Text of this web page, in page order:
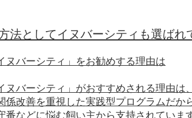
法としてイヌバーシティも選ばれ
ヌバーシティ」をお勧めする理由は
ヌバーシティ」がおすすめされる理由は
係改善を重視した実践型プログラムだか
番などに悩む飼い主から支持されていま